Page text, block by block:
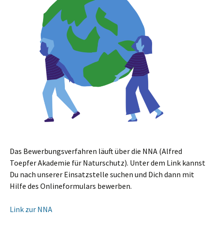
Das Bewerbungsverfahren läuft über die NNA (Alfred
Toepfer Akademie für Naturschutz). Unter dem Link kannst
Du nach unserer Einsatzstelle suchen und Dich dann mit
Hilfe des Onlineformulars bewerben.
Link zur NNA